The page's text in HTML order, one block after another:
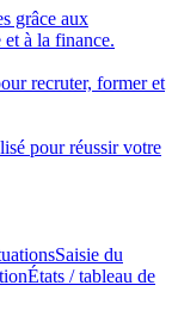
grâce aux
à la finance.
recruter, former et
pour réussir votre
Saisie du
États / tableau de